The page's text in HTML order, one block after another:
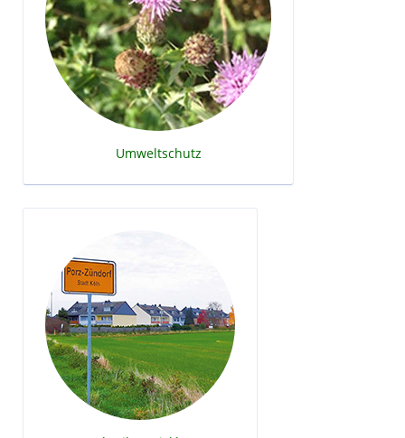
Umweltschutz